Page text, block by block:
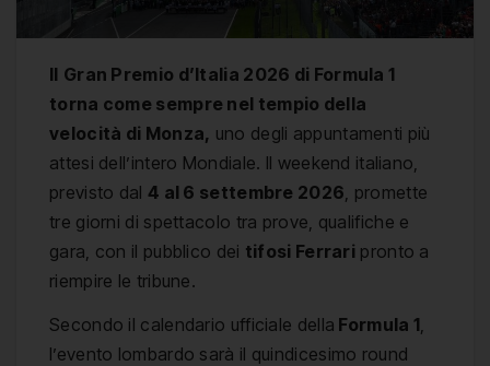
Il Gran Premio d’Italia 2026 di Formula 1
torna come sempre nel tempio della
velocità di Monza, uno degli appuntamenti più
attesi dell’intero Mondiale. Il weekend italiano,
previsto dal 4 al 6 settembre 2026, promette
tre giorni di spettacolo tra prove, qualifiche e
gara, con il pubblico dei tifosi Ferrari pronto a
riempire le tribune.
Secondo il calendario ufficiale della Formula 1
l’evento lombardo sarà il quindicesimo round